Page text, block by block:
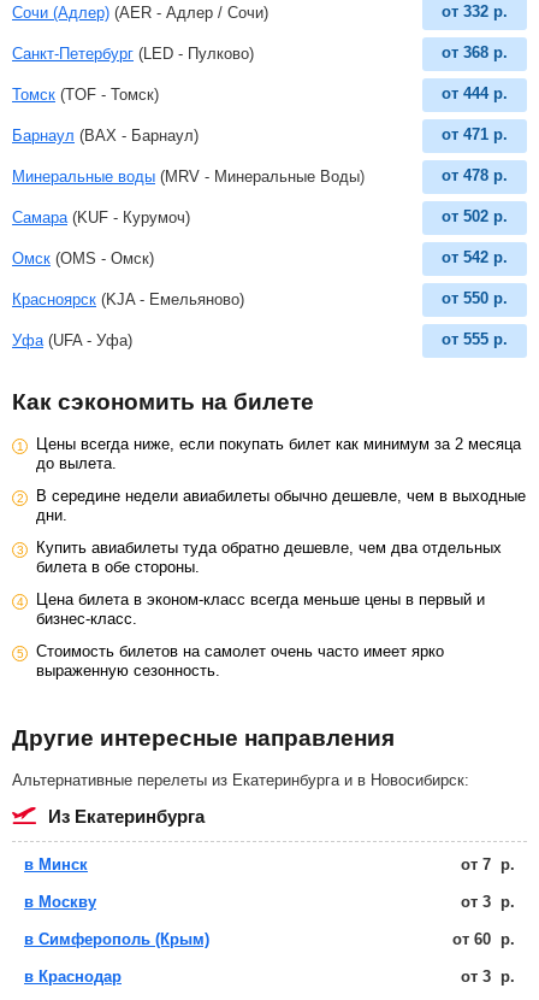
Сочи (Адлер) (AER - Адлер / Сочи) от 332 р.
Санкт-Петербург (LED - Пулково) от 368 р.
Томск (TOF - Томск) от 444 р.
Барнаул (BAX - Барнаул) от 471 р.
Минеральные воды (MRV - Минеральные Воды) от 478 р.
Самара (KUF - Курумоч) от 502 р.
Омск (OMS - Омск) от 542 р.
Красноярск (KJA - Емельяново) от 550 р.
Уфа (UFA - Уфа) от 555 р.
Как сэкономить на билете
Цены всегда ниже, если покупать билет как минимум за 2 месяца
до вылета.
В середине недели авиабилеты обычно дешевле, чем в выходные
дни.
Купить авиабилеты туда обратно дешевле, чем два отдельных
билета в обе стороны.
Цена билета в эконом-класс всегда меньше цены в первый и
бизнес-класс.
Стоимость билетов на самолет очень часто имеет ярко
выраженную сезонность.
Другие интересные направления
Альтернативные перелеты из Екатеринбурга и в Новосибирск:
из Екатеринбурга
в Минск от 7 р.
в Москву от 3 р.
в Симферополь (Крым) от 60 р.
в Краснодар от 3 р.